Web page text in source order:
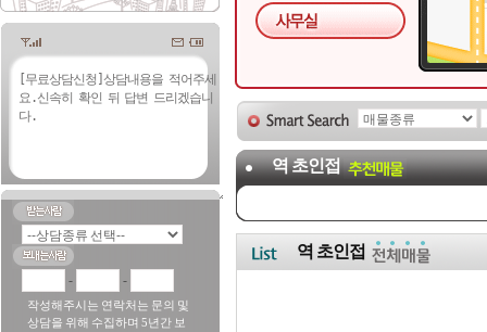
- -
작성해주시는 연락처는 문의 및
상담을 위해 수집하며 5년간 보
역 초인접
역 초인접